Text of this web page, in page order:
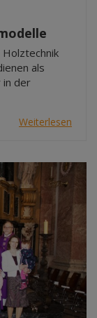
Holztechnik
als
in der
Weiterlesen